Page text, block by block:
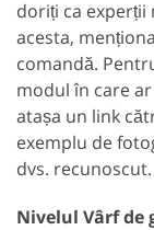
doriți ca
acesta,
comandă.
modul în care
atașa un link
exemplu de
dvs. recunoscut.
Nivelul Vârf de